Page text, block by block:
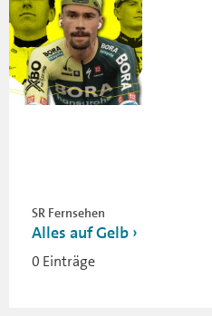
SR Fernsehen
Alles auf Gelb
0 Einträge